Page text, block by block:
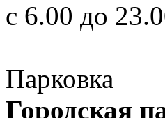
с 6.00 до
Парковка
Городская